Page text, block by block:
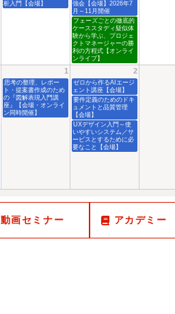
1 2
析入門【会場】
強会【会場】2026年7
月～11月開催
フェーズごとの徹底的
ケーススタディ疑似体
験から学ぶ、プロジェ
クトマネージャーの勝
利の方程式【オンライ
ンライブ】
思考の整理、レポー
ト・提案書作成のため
の『図解表現入門講
座』【会場・オンライ
ン同時開催】
ゼロから作るAIエージ
ェント講座【会場】
要件定義のためのドキ
ュメントと品質管理
【会場】
UXデザイン入門～使
いやすいシステム／サ
ービスとするために必
要なこと【会場】
動画セミナー アカデミー